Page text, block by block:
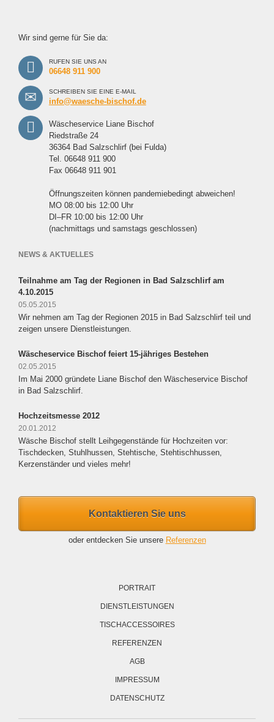
Wir sind gerne für Sie da:
RUFEN SIE UNS AN
06648 911 900
SCHREIBEN SIE EINE E-MAIL
info@waesche-bischof.de
Wäscheservice Liane Bischof
Riedstraße 24
36364 Bad Salzschlirf (bei Fulda)
Tel. 06648 911 900
Fax 06648 911 901
Öffnungszeiten können pandemiebedingt abweichen!
MO 08:00 bis 12:00 Uhr
DI–FR 10:00 bis 12:00 Uhr
(nachmittags und samstags geschlossen)
NEWS & AKTUELLES
Teilnahme am Tag der Regionen in Bad Salzschlirf am
4.10.2015
05.05.2015
Wir nehmen am Tag der Regionen 2015 in Bad Salzschlirf teil und
zeigen unsere Dienstleistungen.
Wäscheservice Bischof feiert 15-jähriges Bestehen
02.05.2015
Im Mai 2000 gründete Liane Bischof den Wäscheservice Bischof
in Bad Salzschlirf.
Hochzeitsmesse 2012
20.01.2012
Wäsche Bischof stellt Leihgegenstände für Hochzeiten vor:
Tischdecken, Stuhlhussen, Stehtische, Stehtischhussen,
Kerzenständer und vieles mehr!
Kontaktieren Sie uns
oder entdecken Sie unsere Referenzen
PORTRAIT
DIENSTLEISTUNGEN
TISCHACCESSOIRES
REFERENZEN
AGB
IMPRESSUM
DATENSCHUTZ